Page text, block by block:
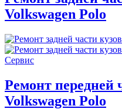
Volkswagen Polo
Ремонт передней
Volkswagen Polo